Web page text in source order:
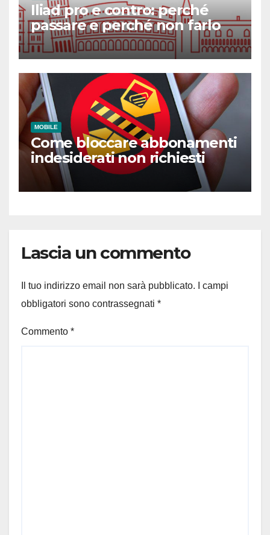
Iliad pro e contro: perché
passare e perché non farlo
MOBILE
Come bloccare abbonamenti
indesiderati non richiesti
Lascia un commento
Il tuo indirizzo email non sarà pubblicato.
I campi
obbligatori sono contrassegnati *
Commento *